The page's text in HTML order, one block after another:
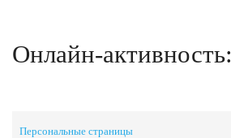
Онлайн-активность:
Персональные страницы